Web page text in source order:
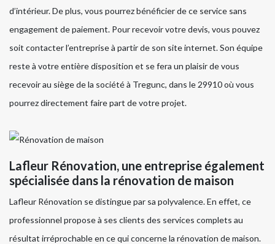
d’intérieur. De plus, vous pourrez bénéficier de ce service sans
engagement de paiement. Pour recevoir votre devis, vous pouvez
soit contacter l’entreprise à partir de son site internet. Son équipe
reste à votre entière disposition et se fera un plaisir de vous
recevoir au siège de la société à Tregunc, dans le 29910 où vous
pourrez directement faire part de votre projet.
Lafleur Rénovation, une entreprise également
spécialisée dans la rénovation de maison
Lafleur Rénovation se distingue par sa polyvalence. En effet, ce
professionnel propose à ses clients des services complets au
résultat irréprochable en ce qui concerne la rénovation de maison.